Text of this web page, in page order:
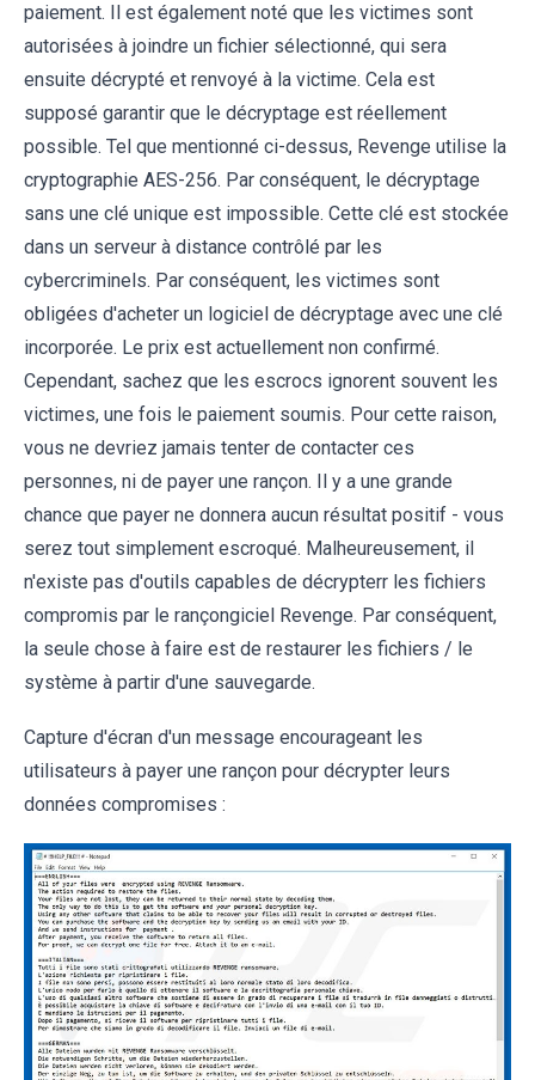
paiement. Il est également noté que les victimes sont
autorisées à joindre un fichier sélectionné, qui sera
ensuite décrypté et renvoyé à la victime. Cela est
supposé garantir que le décryptage est réellement
possible. Tel que mentionné ci-dessus, Revenge utilise la
cryptographie AES-256. Par conséquent, le décryptage
sans une clé unique est impossible. Cette clé est stockée
dans un serveur à distance contrôlé par les
cybercriminels. Par conséquent, les victimes sont
obligées d'acheter un logiciel de décryptage avec une clé
incorporée. Le prix est actuellement non confirmé.
Cependant, sachez que les escrocs ignorent souvent les
victimes, une fois le paiement soumis. Pour cette raison,
vous ne devriez jamais tenter de contacter ces
personnes, ni de payer une rançon. Il y a une grande
chance que payer ne donnera aucun résultat positif - vous
serez tout simplement escroqué. Malheureusement, il
n'existe pas d'outils capables de décrypterr les fichiers
compromis par le rançongiciel Revenge. Par conséquent,
la seule chose à faire est de restaurer les fichiers / le
système à partir d'une sauvegarde.
Capture d'écran d'un message encourageant les
utilisateurs à payer une rançon pour décrypter leurs
données compromises :